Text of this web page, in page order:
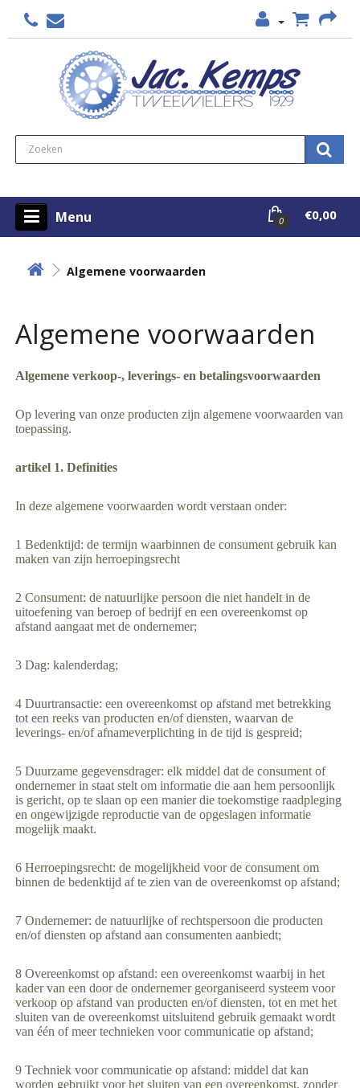
0 €0,00
Menu
Algemene voorwaarden
Algemene voorwaarden
Algemene verkoop-, leverings- en betalingsvoorwaarden
Op levering van onze producten zijn algemene voorwaarden van
toepassing.
artikel 1. Definities
In deze algemene voorwaarden wordt verstaan onder:
1 Bedenktijd: de termijn waarbinnen de consument gebruik kan
maken van zijn herroepingsrecht
2 Consument: de natuurlijke persoon die niet handelt in de
uitoefening van beroep of bedrijf en een overeenkomst op
afstand aangaat met de ondernemer;
3 Dag: kalenderdag;
4 Duurtransactie: een overeenkomst op afstand met betrekking
tot een reeks van producten en/of diensten, waarvan de
leverings- en/of afnameverplichting in de tijd is gespreid;
5 Duurzame gegevensdrager: elk middel dat de consument of
ondernemer in staat stelt om informatie die aan hem persoonlijk
is gericht, op te slaan op een manier die toekomstige raadpleging
en ongewijzigde reproductie van de opgeslagen informatie
mogelijk maakt.
6 Herroepingsrecht: de mogelijkheid voor de consument om
binnen de bedenktijd af te zien van de overeenkomst op afstand;
7 Ondernemer: de natuurlijke of rechtspersoon die producten
en/of diensten op afstand aan consumenten aanbiedt;
8 Overeenkomst op afstand: een overeenkomst waarbij in het
kader van een door de ondernemer georganiseerd systeem voor
verkoop op afstand van producten en/of diensten, tot en met het
sluiten van de overeenkomst uitsluitend gebruik gemaakt wordt
van één of meer technieken voor communicatie op afstand;
9 Techniek voor communicatie op afstand: middel dat kan
worden gebruikt voor het sluiten van een overeenkomst, zonder